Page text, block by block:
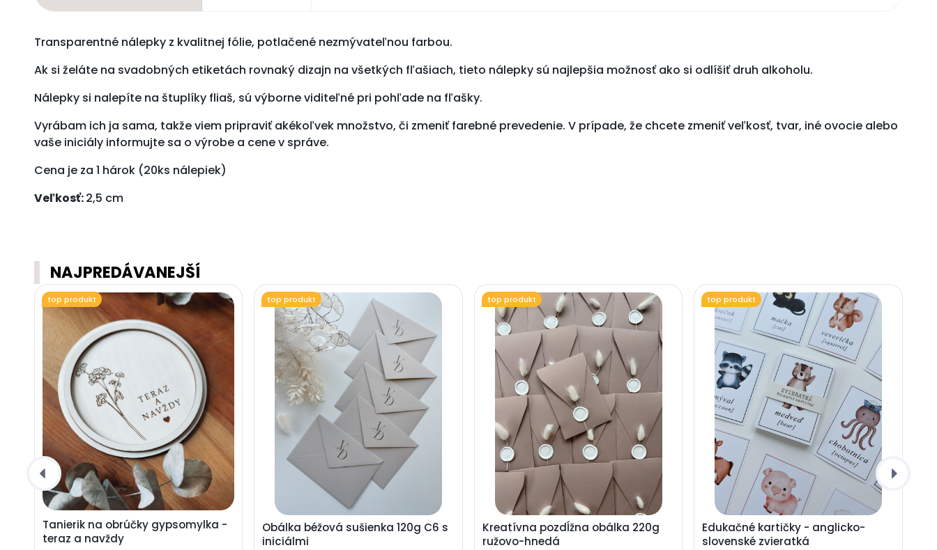
Transparentné nálepky z kvalitnej fólie, potlačené nezmývateľnou farbou.
Ak si želáte na svadobných etiketách rovnaký dizajn na všetkých fľašiach, tieto nálepky sú najlepšia možnosť ako si odlíšiť druh alkoholu.
Nálepky si nalepíte na štuplíky fliaš, sú výborne viditeľné pri pohľade na fľašky.
Vyrábam ich ja sama, takže viem pripraviť akékoľvek množstvo, či zmeniť farebné prevedenie. V prípade, že chcete zmeniť veľkosť, tvar, iné ovocie alebo
vaše iniciály informujte sa o výrobe a cene v správe.
Cena je za 1 hárok (20ks nálepiek)
Veľkosť:2,5 cm
NAJPREDÁVANEJŠÍ
Tanierik na obrúčky gypsomylka -
teraz a navždy
top produkt
Obálka béžová sušienka 120g C6 s
iniciálmi
top produkt
Kreatívna pozdĺžna obálka 220g
ružovo-hnedá
top produkt
Edukačné kartičky - anglicko-
slovenské zvieratká
top produkt